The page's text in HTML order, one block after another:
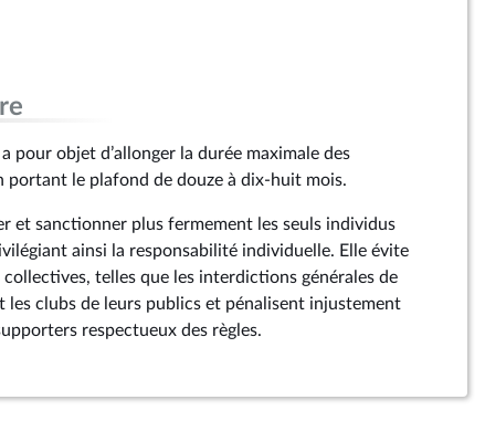
pour objet d’allonger la durée maximale des
portant le plafond de douze à dix-huit mois.
et sanctionner plus fermement les seuls individus
ainsi la responsabilité individuelle. Elle évite
collectives, telles que les interdictions générales de
les clubs de leurs publics et pénalisent injustement
respectueux des règles.